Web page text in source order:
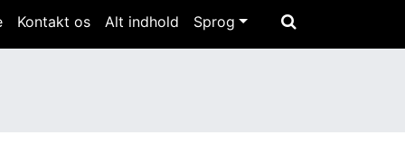
Kontakt os Alt indhold Sprog